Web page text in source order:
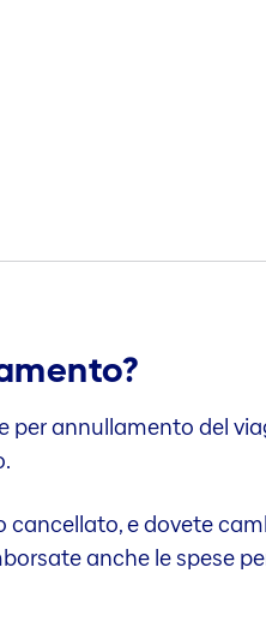
per annullamento del
cancellato, e dovete
anche le spese